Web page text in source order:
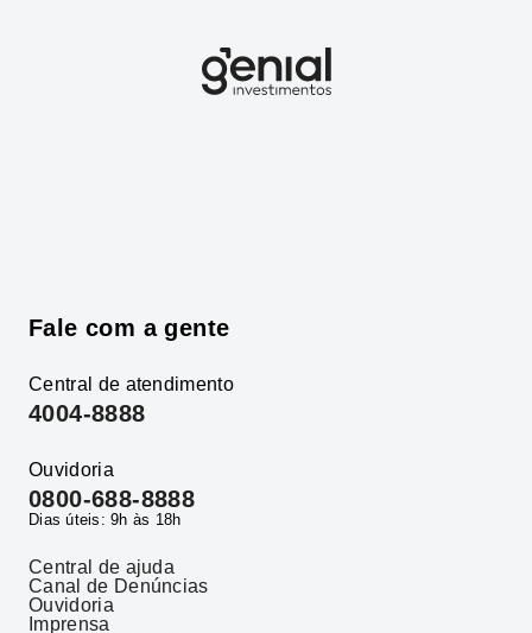
Fale com a gente
Central de atendimento
4004-8888
Ouvidoria
0800-688-8888
Dias úteis: 9h às 18h
Central de ajuda
Canal de Denúncias
Ouvidoria
Imprensa